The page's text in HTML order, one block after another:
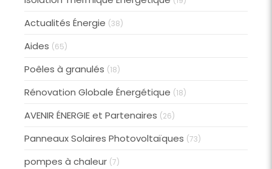
Actualités Énergie (38)
Aides (65)
Poêles à granulés (18)
Rénovation Globale Énergétique (18)
AVENIR ÉNERGIE et Partenaires (26)
Panneaux Solaires Photovoltaïques (73)
pompes à chaleur (7)